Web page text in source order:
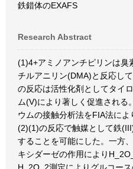
鉄錯体のEXAFS
Research Abstract
(1)4+アミノアンチピリンは臭
チルアニリン(DMA)と反応し
の反応は活性化剤としてタイ
ム(V)により著しく促進される
ウムの接触分析法をFIA法に
(2)(1)の反応で触媒として鉄
することを可能にした。一方
キシダーゼの作用により